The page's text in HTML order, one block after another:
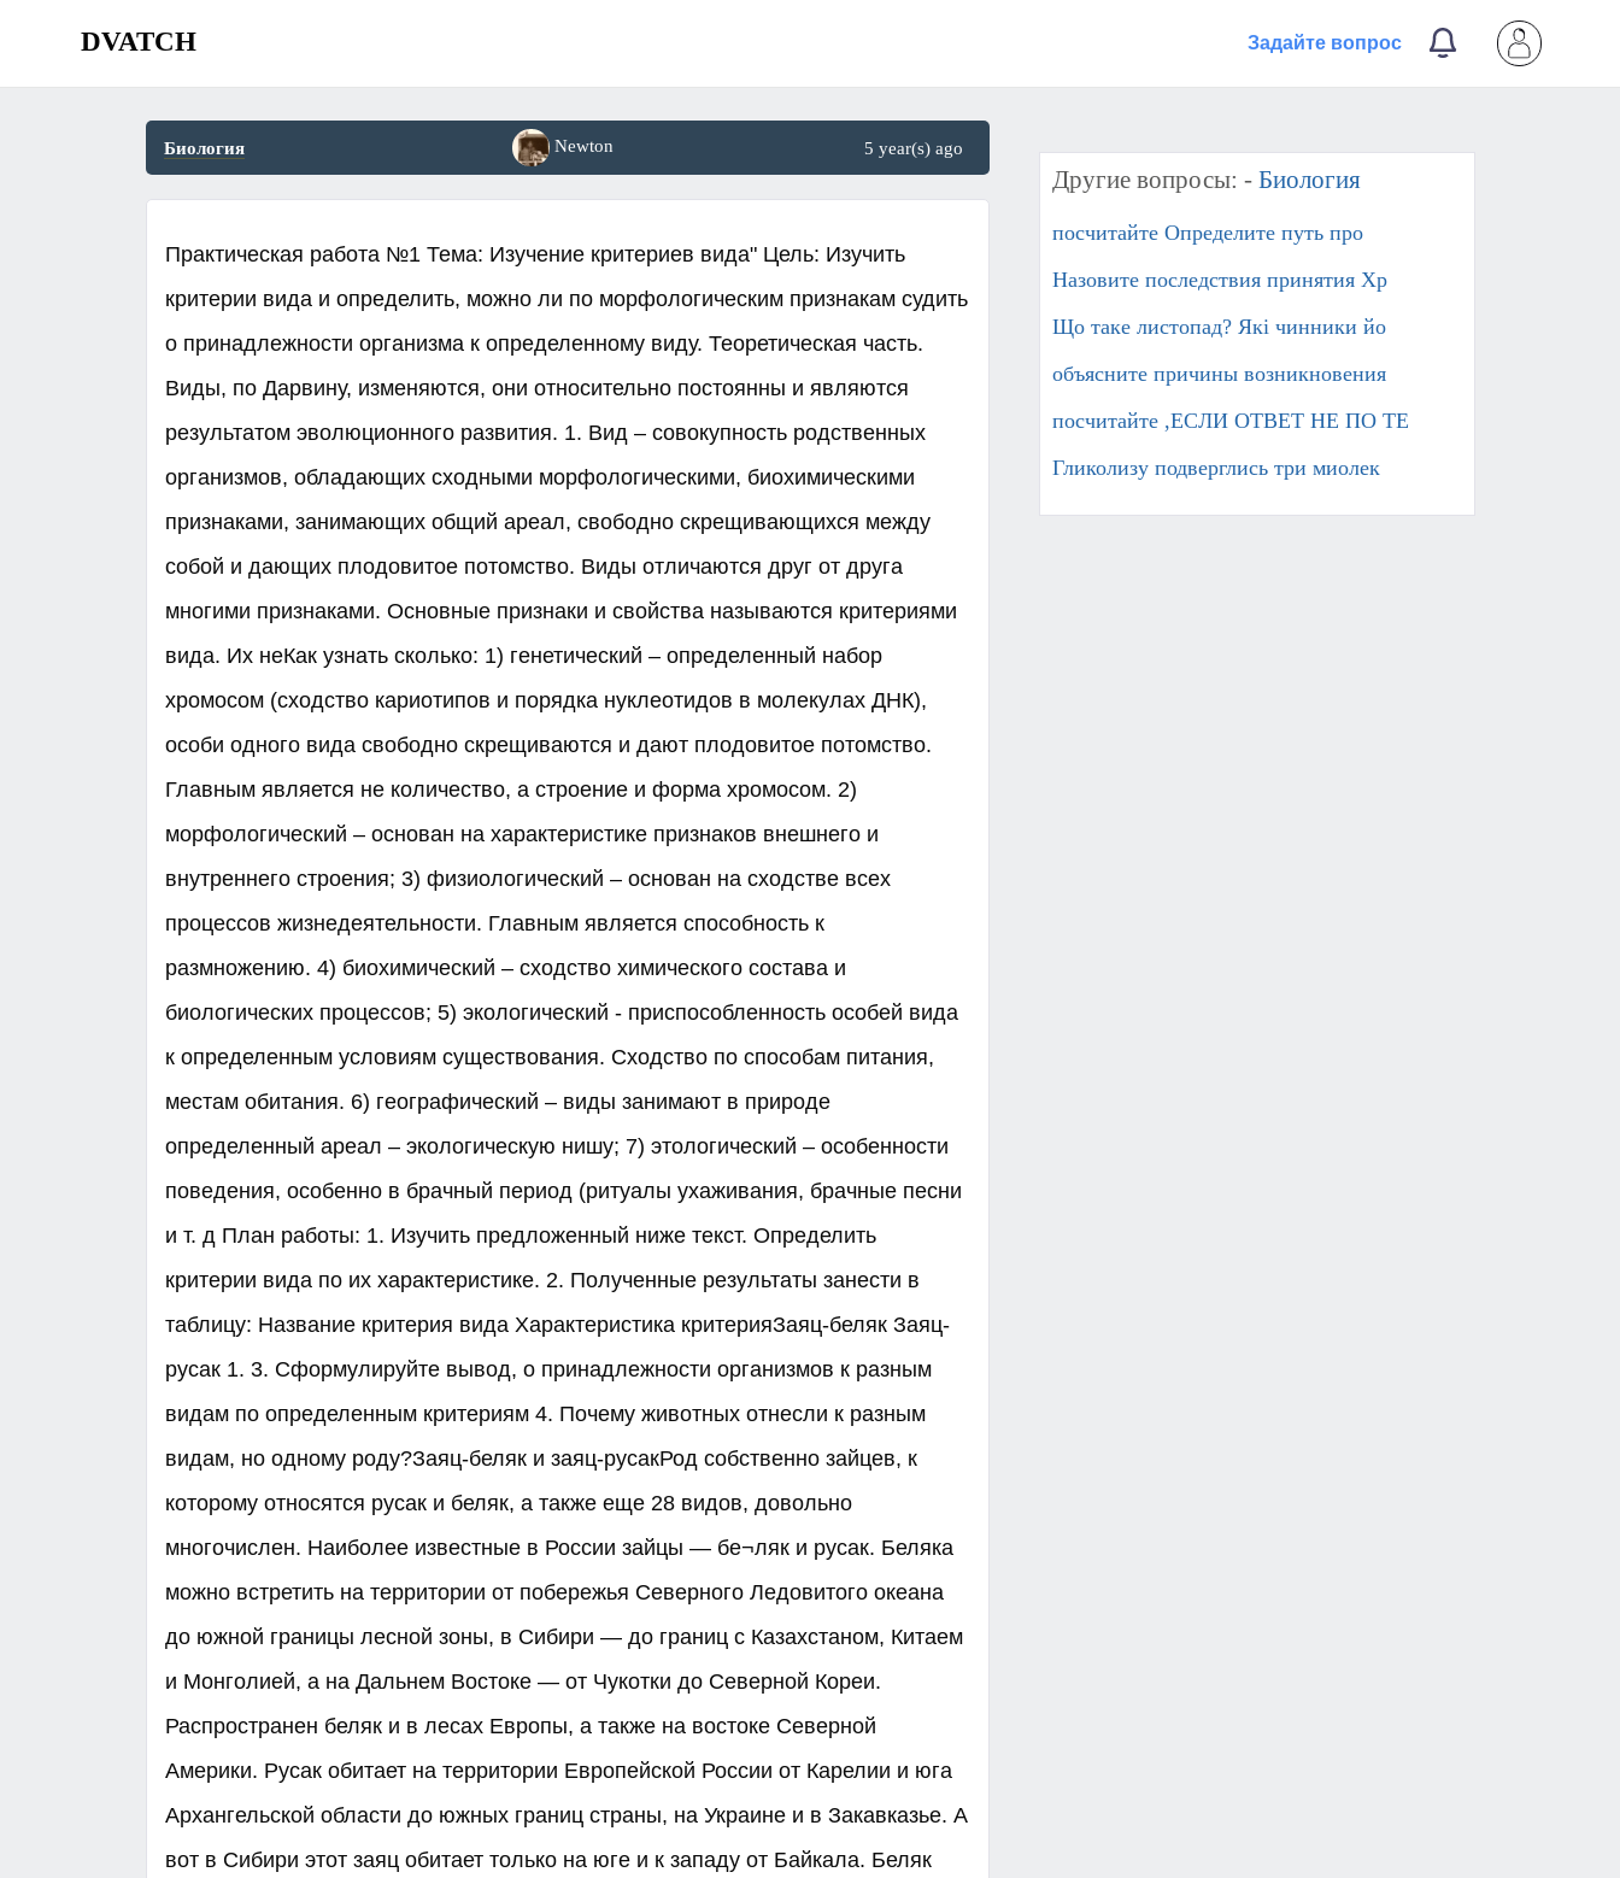
DVATCH Задайте вопрос
Биология Newton 5 year(s) ago
Практическая работа №1 Тема: Изучение критериев вида" Цель: Изучить
критерии вида и определить, можно ли по морфологическим признакам судить
о принадлежности организма к определенному виду. Теоретическая часть.
Виды, по Дарвину, изменяются, они относительно постоянны и являются
результатом эволюционного развития. 1. Вид – совокупность родственных
организмов, обладающих сходными морфологическими, биохимическими
признаками, занимающих общий ареал, свободно скрещивающихся между
собой и дающих плодовитое потомство. Виды отличаются друг от друга
многими признаками. Основные признаки и свойства называются критериями
вида. Их неКак узнать сколько: 1) генетический – определенный набор
хромосом (сходство кариотипов и порядка нуклеотидов в молекулах ДНК),
особи одного вида свободно скрещиваются и дают плодовитое потомство.
Главным является не количество, а строение и форма хромосом. 2)
морфологический – основан на характеристике признаков внешнего и
внутреннего строения; 3) физиологический – основан на сходстве всех
процессов жизнедеятельности. Главным является способность к
размножению. 4) биохимический – сходство химического состава и
биологических процессов; 5) экологический - приспособленность особей вида
к определенным условиям существования. Сходство по способам питания,
местам обитания. 6) географический – виды занимают в природе
определенный ареал – экологическую нишу; 7) этологический – особенности
поведения, особенно в брачный период (ритуалы ухаживания, брачные песни
и т. д План работы: 1. Изучить предложенный ниже текст. Определить
критерии вида по их характеристике. 2. Полученные результаты занести в
таблицу: Название критерия вида Характеристика критерияЗаяц-беляк Заяц-
русак 1. 3. Сформулируйте вывод, о принадлежности организмов к разным
видам по определенным критериям 4. Почему животных отнесли к разным
видам, но одному роду?Заяц-беляк и заяц-русакРод собственно зайцев, к
которому относятся русак и беляк, а также еще 28 видов, довольно
многочислен. Наиболее известные в России зайцы — бе¬ляк и русак. Беляка
можно встретить на территории от побережья Северного Ледовитого океана
до южной границы лесной зоны, в Сибири — до границ с Казахстаном, Китаем
и Монголией, а на Дальнем Востоке — от Чукотки до Северной Кореи.
Распространен беляк и в лесах Европы, а также на востоке Северной
Америки. Русак обитает на территории Европейской России от Карелии и юга
Архангельской области до южных границ страны, на Украине и в Закавказье. А
вот в Сибири этот заяц обитает только на юге и к западу от Байкала. Беляк
Другие вопросы: - Биология
посчитайте Определите путь про
Назовите последствия принятия Хр
Що таке листопад? Які чинники йо
объясните причины возникновения
посчитайте ,ЕСЛИ ОТВЕТ НЕ ПО ТЕ
Гликолизу подверглись три миолек